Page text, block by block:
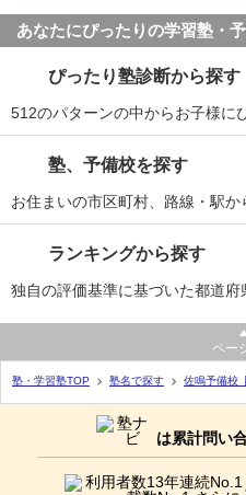
あなたにぴったりの学習塾・
ぴったり塾診断から探す
512のパターンの中からお子様に
塾、予備校を探す
お住まいの市区町村、路線・駅か
ランキングから探す
独自の評価基準に基づいた都道府
ペー
塾・学習塾TOP 塾名で探す 佐鳴予備校
は累計問い